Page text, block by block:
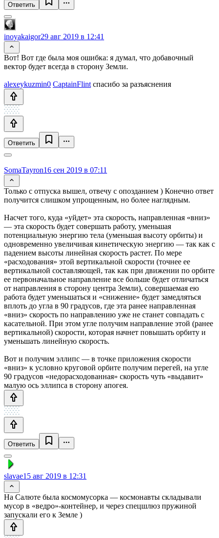
Ответить
inoyakaigor29 авг 2019 в 12:41
Вот! Вот где была моя ошибка: я думал, что добавочный
вектор будет всегда в сторону Земли.
alexeykuzmin0 CaptainFlint спасибо за разъяснения
Ответить
SomaTayron16 сен 2019 в 07:11
Только с отпуска вышел, отвечу с опозданием ) Конечно ответ
получится слишком упрощенным, но более наглядным.
Насчет того, куда «уйдет» эта скорость, направленная «вниз»
— эта скорость будет совершать работу, уменьшая
потенциальную энергию тела (уменьшая высоту орбиты) и
одновременно увеличивая кинетическую энергию — так как с
падением высоты линейная скорость растет. По мере
«расходования» этой вертикальной скорости (точнее ее
вертикальной составляющей, так как при движении по орбите
ее первоначальное направление все больше будет отличаться
от направления в сторону центра Земли), совершаемая ею
работа будет уменьшаться и «снижение» будет замедляться
вплоть до угла в 90 градусов, где эта ранее направленная
«вниз» скорость по направлению уже не станет совпадать с
касательной. При этом угле получим направление этой (ранее
вертикальной) скорости, которая начнет повышать орбиту и
уменьшать линейную скорость.
Вот и получим эллипс — в точке приложения скорости
«вниз» к условно круговой орбите получим перегей, на угле
90 градусов «недорасходованная» скорость чуть «выдавит»
малую ось эллипса в сторону апогея.
Ответить
slavae15 авг 2019 в 12:31
На Салюте была космомусорка — космонавты складывали
мусор в «ведро»-контейнер, и через спецшлюз пружиной
запускали его к Земле )